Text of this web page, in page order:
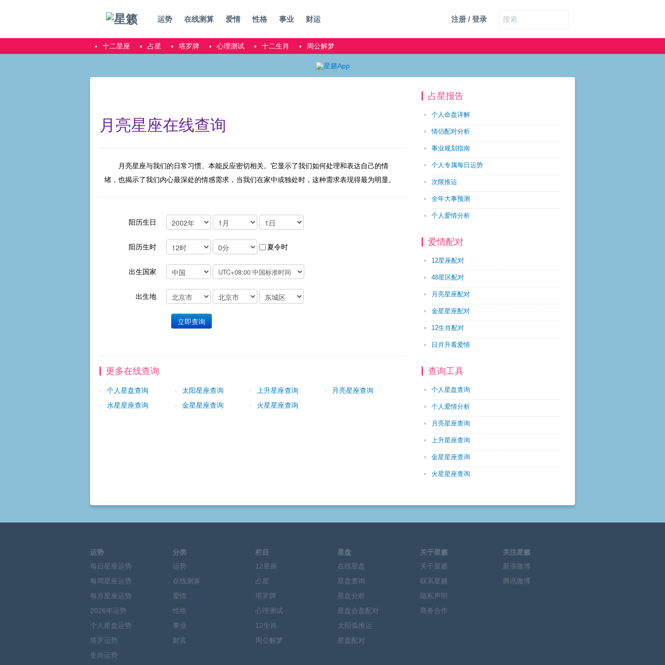
运势 在线测算 爱情 性格 事业 财运 注册 / 登录
十二星座 占星 塔罗牌 心理测试 十二生肖 周公解梦
月亮星座在线查询
月亮星座与我们的日常习惯、本能反应密切相关。它显示了我们如何处理和表达自己的情
绪，也揭示了我们内心最深处的情感需求，当我们在家中或独处时，这种需求表现得最为明显。
阳历生日
阳历生时 夏令时
出生国家
出生地
更多在线查询
个人星盘查询 太阳星座查询 上升星座查询
月亮星座查询
水星星座查询
金星星座查询 火星星座查询
占星报告
个人命盘详解
情侣配对分析
事业规划指南
个人专属每日运势
次限推运
全年大事预测
个人爱情分析
爱情配对
12星座配对
48星区配对
月亮星座配对
金星星座配对
12生肖配对
日月升看爱情
查询工具
个人星盘查询
个人爱情分析
月亮星座查询
上升星座查询
金星星座查询
火星星座查询
运势
每日星座运势
每周星座运势
每月星座运势
2026年运势
个人星盘运势
塔罗运势
生肖运势
分类
运势
在线测算
爱情
性格
事业
财富
栏目
12星座
占星
塔罗牌
心理测试
12生肖
周公解梦
星盘
在线星盘
星盘查询
星盘分析
星盘合盘配对
太阳弧推运
星盘配对
关于星籁
关于星籁
联系星籁
隐私声明
商务合作
关注星籁
新浪微博
腾讯微博